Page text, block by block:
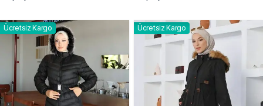
Ücretsiz Kargo Ücretsiz Kargo